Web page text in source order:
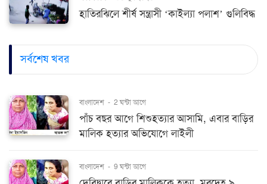
হাতিরঝিলে শীর্ষ সন্ত্রাসী ‘কাইল্যা পলাশ’ গুলিবিদ্ধ
সর্বশেষ খবর
বাংলাদেশ - 2 ঘন্টা আগে
পাঁচ বছর আগে শিশুহত্যার আসামি, এবার বাড়ির
মালিক হত্যার অভিযোগে লাইলী
বাংলাদেশ - 9 ঘন্টা আগে